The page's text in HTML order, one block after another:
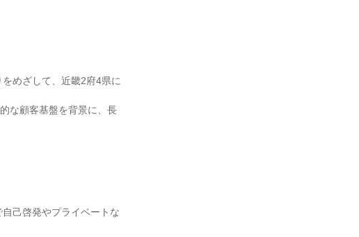
めざして、近畿2府4県に
な顧客基盤を背景に、長
己啓発やプライベートな